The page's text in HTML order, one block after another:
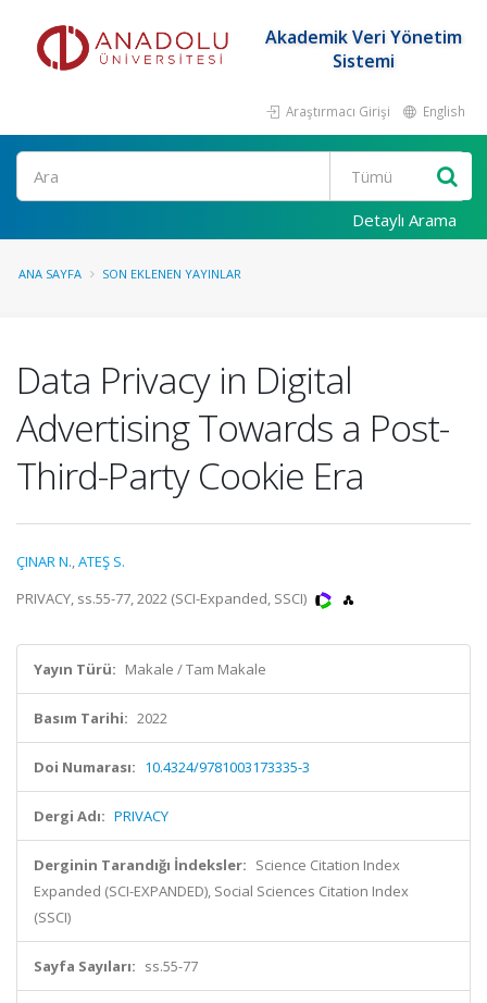
Akademik Veri Yönetim
Sistemi
Araştırmacı Girişi English
Ara
Detaylı Arama
ANA SAYFA SON EKLENEN YAYINLAR
Data Privacy in Digital
Advertising Towards a Post-
Third-Party Cookie Era
ÇINAR N.,ATEŞ S.
PRIVACY, ss.55-77, 2022 (SCI-Expanded, SSCI)
Yayın Türü: Makale / Tam Makale
Basım Tarihi: 2022
Doi Numarası: 10.4324/9781003173335-3
Dergi Adı: PRIVACY
Derginin Tarandığı İndeksler: Science Citation Index
Expanded (SCI-EXPANDED), Social Sciences Citation Index
(SSCI)
Sayfa Sayıları: ss.55-77